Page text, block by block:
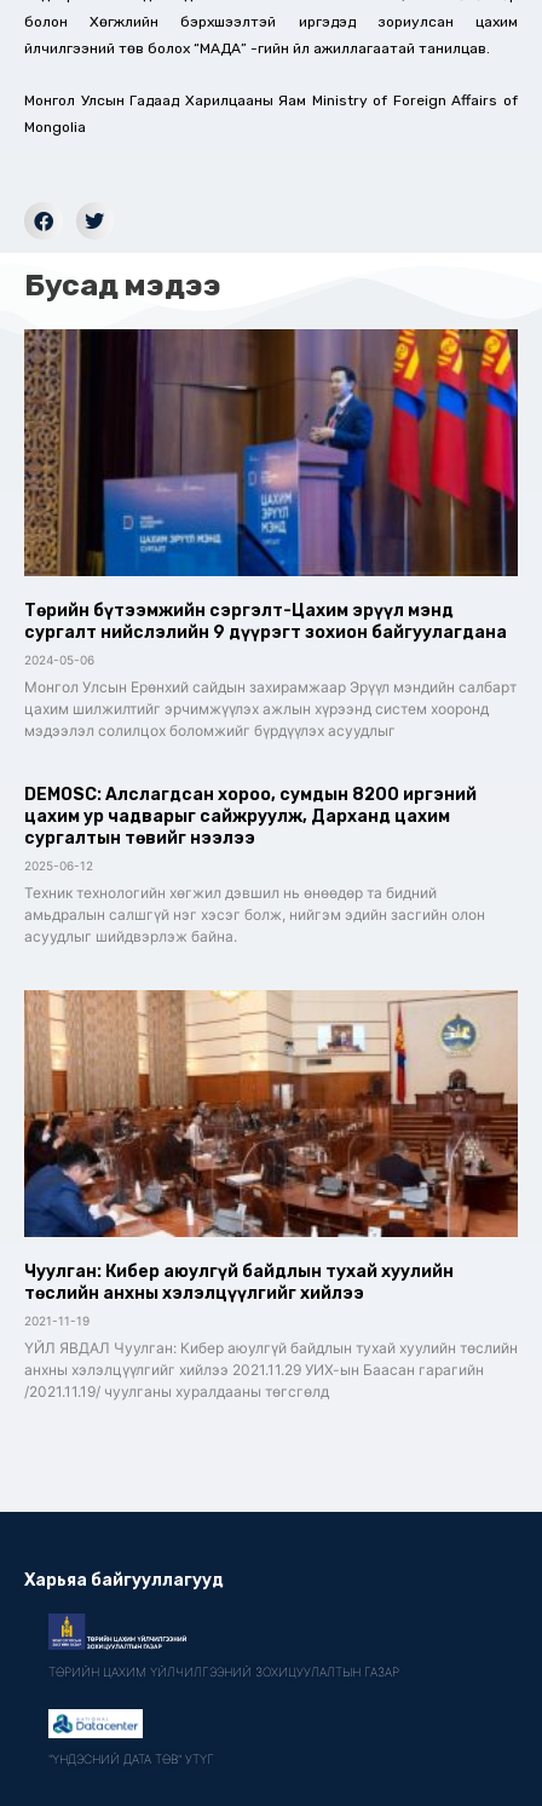
болон Хөгжлийн бэрхшээлтэй иргэдэд зориулсан цахим
үйлчилгээний төв болох “МАДА” -гийн үйл ажиллагаатай танилцав.
Монгол Улсын Гадаад Харилцааны Яам Ministry of Foreign Affairs of
Mongolia
Бусад мэдээ
Төрийн бүтээмжийн сэргэлт-Цахим эрүүл мэнд
сургалт нийслэлийн 9 дүүрэгт зохион байгуулагдана
2024-05-06
Монгол Улсын Ерөнхий сайдын захирамжаар Эрүүл мэндийн салбарт
цахим шилжилтийг эрчимжүүлэх ажлын хүрээнд систем хооронд
мэдээлэл солилцох боломжийг бүрдүүлэх асуудлыг
DEMOSC: Алслагдсан хороо, сумдын 8200 иргэний
цахим ур чадварыг сайжруулж, Дарханд цахим
сургалтын төвийг нээлээ
2025-06-12
Техник технологийн хөгжил дэвшил нь өнөөдөр та бидний
амьдралын салшгүй нэг хэсэг болж, нийгэм эдийн засгийн олон
асуудлыг шийдвэрлэж байна.
Чуулган: Кибер аюулгүй байдлын тухай хуулийн
төслийн анхны хэлэлцүүлгийг хийлээ
2021-11-19
ҮЙЛ ЯВДАЛ Чуулган: Кибер аюулгүй байдлын тухай хуулийн төслийн
анхны хэлэлцүүлгийг хийлээ 2021.11.29 УИХ-ын Баасан гарагийн
/2021.11.19/ чуулганы хуралдааны төгсгөлд
Харьяа байгууллагууд
ТӨРИЙН ЦАХИМ ҮЙЛЧИЛГЭЭНИЙ ЗОХИЦУУЛАЛТЫН ГАЗАР
"ҮНДЭСНИЙ ДАТА ТӨВ" УТҮГ